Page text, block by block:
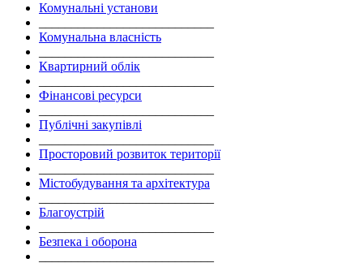
Комунальні установи
Комунальна власність
Квартирний облік
Фінансові ресурси
Публічні закупівлі
Просторовий розвиток території
Містобудування та архітектура
Благоустрій
Безпека і оборона